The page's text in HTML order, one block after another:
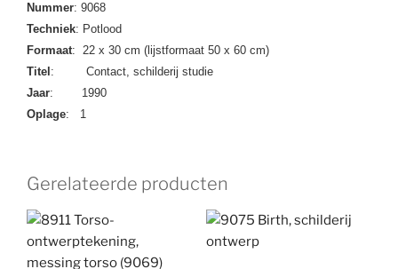
Nummer: 9068
Techniek: Potlood
Formaat: 22 x 30 cm (lijstformaat 50 x 60 cm)
Titel : Contact, schilderij studie
Jaar: 1990
Oplage: 1
Gerelateerde producten